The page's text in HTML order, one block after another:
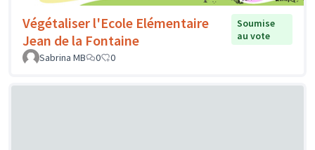
Végétaliser l'Ecole Elémentaire
Jean de la Fontaine
Soumise
au vote
Sabrina MB
0 0